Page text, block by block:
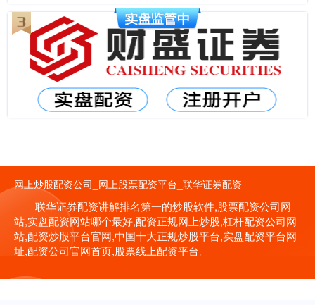
网上炒股配资公司_网上股票配资平台_联华证券配资
联华证券配资讲解排名第一的炒股软件,股票配资公司网
站,实盘配资网站哪个最好,配资正规网上炒股,杠杆配资公司网
站,配资炒股平台官网,中国十大正规炒股平台,实盘配资平台网
址,配资公司官网首页,股票线上配资平台。